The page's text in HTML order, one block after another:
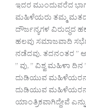
ಇದರ ಮುಂದುವರೆದ
ಮಹಿಳೆಯರು ತಮ್ಮ
ದೌರ್ಜನ್ಯಗಳ ವಿರುದ್ಧದ
ಹಲವು ಸಮಾಜವಾದಿ
ನಡೆದವು. ತದನಂತರ ”
” ವು, ” ವಿಶ್ವ ಮಹಿಳಾ
ದುಡಿಯುವ
ದುಡಿಯುವ
ಯಾಂತ್ರಿಕವಾಗಿದ್ದೇವೆ